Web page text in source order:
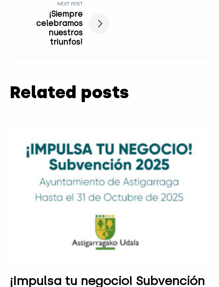
NEXT POST
¡Siempre
celebramos
nuestros
triunfos!
Related posts
¡Impulsa tu negocio! Subvención